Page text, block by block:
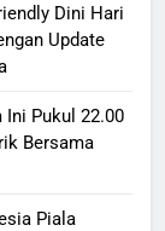
Dini Hari
Update
Ini Pukul 22.00
Bersama
Piala